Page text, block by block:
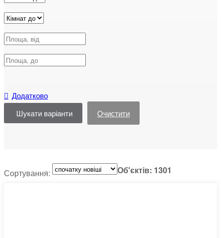
Шукати варіанти Очистити
Сортування: Об'єктів: 1301